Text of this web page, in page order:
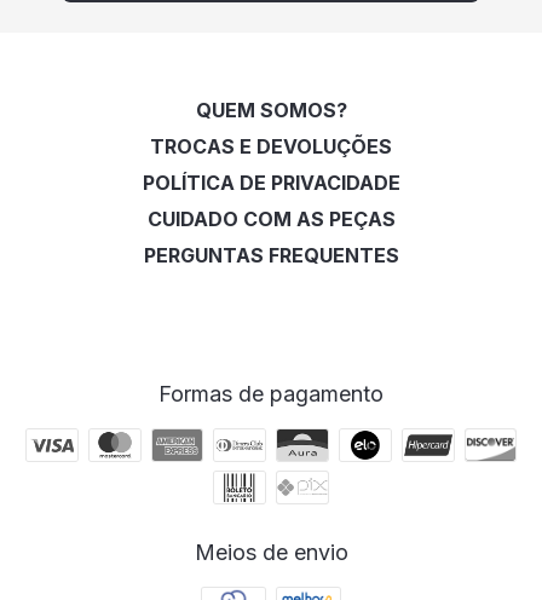
QUEM SOMOS?
TROCAS E DEVOLUÇÕES
POLÍTICA DE PRIVACIDADE
CUIDADO COM AS PEÇAS
PERGUNTAS FREQUENTES
Formas de pagamento
Meios de envio